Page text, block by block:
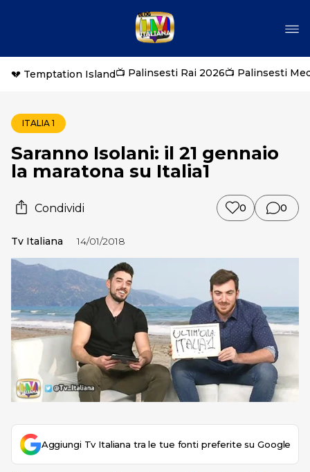
💔 Temptation Island📺 Palinsesti Rai 2026📺 Palinsesti
ITALIA 1
Saranno Isolani: il 21 gennaio
la maratona su Italia1
Condividi 0 0
Tv Italiana 14/01/2018
Aggiungi Tv Italiana tra le tue fonti preferite su Google